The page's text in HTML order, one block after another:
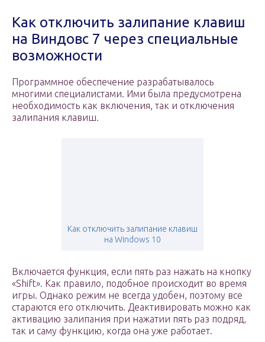
Как отключить залипание клавиш
на Виндовс 7 через специальные
возможности
Программное обеспечение разрабатывалось
многими специалистами. Ими была предусмотрена
необходимость как включения, так и отключения
залипания клавиш.
Как отключить залипание клавиш
на Windows 10
Включается функция, если пять раз нажать на кнопку
«Shift». Как правило, подобное происходит во время
игры. Однако режим не всегда удобен, поэтому все
стараются его отключить. Деактивировать можно как
активацию залипания при нажатии пять раз подряд,
так и саму функцию, когда она уже работает.